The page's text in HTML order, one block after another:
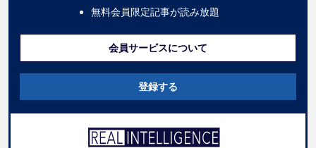
無料会員限定記事が読み放題
会員サービスについて
登録する